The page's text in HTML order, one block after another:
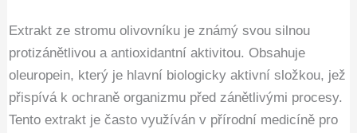
Extrakt ze stromu olivovníku je známý svou silnou
protizánětlivou a antioxidantní aktivitou. Obsahuje
oleuropein, který je hlavní biologicky aktivní složkou, jež
přispívá k ochraně organizmu před zánětlivými procesy.
Tento extrakt je často využíván v přírodní medicíně pro